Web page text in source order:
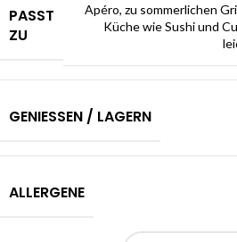
PASST
ZU
Apéro, zu sommerlichen
Küche wie Sushi und
GENIESSEN / LAGERN
ALLERGENE